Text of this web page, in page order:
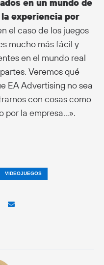
en un mundo de
experiencia por
el caso de los juegos
mucho más fácil y
en el mundo real
Veremos qué
EA Advertising no sea
con cosas como
por la empresa…».
VIDEOJUEGOS